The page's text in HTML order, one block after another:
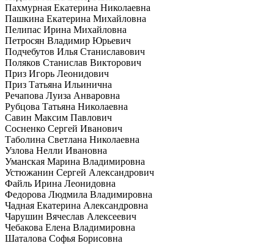
Пахмурная Екатерина Николаевна
Пашкина Екатерина Михайловна
Пелипас Ирина Михайловна
Петросян Владимир Юрьевич
Подчебутов Илья Станиславович
Поляков Станислав Викторович
Приз Игорь Леонидович
Приз Татьяна Ильинична
Речапова Луиза Анваровна
Рубцова Татьяна Николаевна
Савин Максим Павлович
Сосненко Сергей Иванович
Таболина Светлана Николаевна
Узлова Нелли Ивановна
Уманская Марина Владимировна
Устюжанин Сергей Александрович
Файль Ирина Леонидовна
Федорова Людмила Владимировна
Чадная Екатерина Александровна
Чарушин Вячеслав Алексеевич
Чебакова Елена Владимировна
Шаталова Софья Борисовна